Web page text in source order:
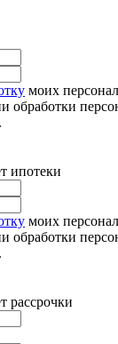
моих
обработки
ипотеки
моих
обработки
рассрочки